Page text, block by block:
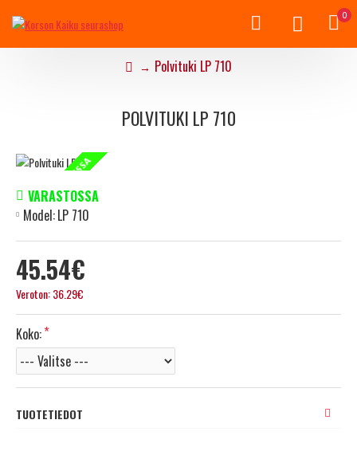
0
Polvituki LP 710
POLVITUKI LP 710
VAIN WEBSHOPISSA
45.54€
Veroton: 36.29€
VARASTOSSA
Model:LP 710
Koko:
TUOTETIEDOT